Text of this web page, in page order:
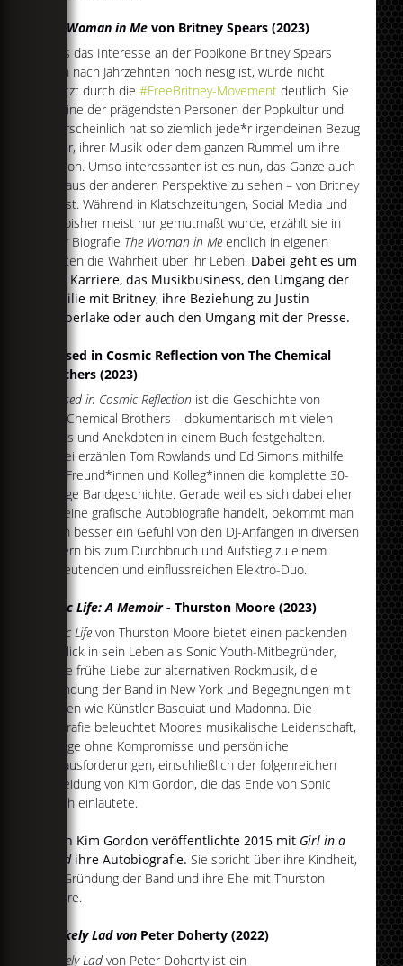
The Woman in Me von Britney Spears (2023)
Dass das Interesse an der Popikone Britney Spears
auch nach Jahrzehnten noch riesig ist, wurde nicht
zuletzt durch die#FreeBritney-Movement deutlich. Sie
ist eine der prägendsten Personen der Popkultur und
wahrscheinlich hat so ziemlich jede*r irgendeinen Bezug
zu ihr, ihrer Musik oder dem ganzen Rummel um ihre
Person. Umso interessanter ist es nun, das Ganze auch
mal aus der anderen Perspektive zu sehen – von Britney
selbst. Während in Klatschzeitungen, Social Media und
Co. bisher meist nur gemutmaßt wurde, erzählt sie in
ihrer Biografie The Woman in Me endlich in eigenen
Worten die Wahrheit über ihr Leben. Dabei geht es um
ihre Karriere, das Musikbusiness, den Umgang der
Familie mit Britney, ihre Beziehung zu Justin
Timberlake oder auch den Umgang mit der Presse.
Paused in Cosmic Reflection von The Chemical
Brothers (2023)
Paused in Cosmic Reflection ist die Geschichte von
The Chemical Brothers – dokumentarisch mit vielen
Fotos und Anekdoten in einem Buch festgehalten.
Dabei erzählen Tom Rowlands und Ed Simons mithilfe
von Freund*innen und Kolleg*innen die komplette 30-
jährige Bandgeschichte. Gerade weil es sich dabei eher
um eine grafische Autobiografie handelt, bekommt man
noch besser ein Gefühl von den DJ-Anfängen in diversen
Kellern bis zum Durchbruch und Aufstieg zu einem
bedeutenden und einflussreichen Elektro-Duo.
Sonic Life: A Memoir- Thurston Moore (2023)
Sonic Life von Thurston Moore bietet einen packenden
Einblick in sein Leben als Sonic Youth-Mitbegründer,
seine frühe Liebe zur alternativen Rockmusik, die
Gründung der Band in New York und Begegnungen mit
Ikonen wie Künstler Basquiat und Madonna. Die
Biografie beleuchtet Moores musikalische Leidenschaft,
Erfolge ohne Kompromisse und persönliche
Herausforderungen, einschließlich der folgenreichen
Scheidung von Kim Gordon, die das Ende von Sonic
Youth einläutete.
Auch Kim Gordon veröffentlichte 2015 mit Girl in a
Bandihre Autobiografie. Sie spricht über ihre Kindheit,
die Gründung der Band und ihre Ehe mit Thurston
Moore.
A Likely Lad von Peter Doherty (2022)
A Likely Lad von Peter Doherty ist ein